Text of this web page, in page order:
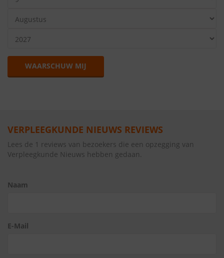
WAARSCHUW MIJ
VERPLEEGKUNDE NIEUWS REVIEWS
Lees de 1 reviews van bezoekers die een opzegging van
Verpleegkunde Nieuws hebben gedaan.
Naam
E-Mail